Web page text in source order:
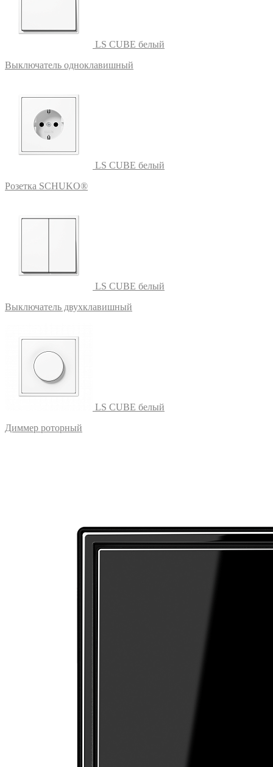
LS CUBE белый
Выключатель одноклавишный
LS CUBE белый
Розетка SCHUKO®
LS CUBE белый
Выключатель двухклавишный
LS CUBE белый
Диммер роторный